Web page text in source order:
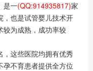
是一(QQ:914935817)家
，也是试管婴儿技术开
较为成熟，成功率较
，这些医院均拥有优秀
孕不育患者提供全方位